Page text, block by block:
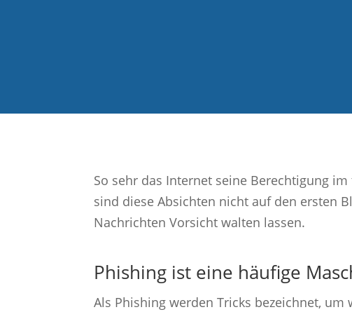
So sehr das Internet seine Berechtigung
sind diese Absichten nicht auf den ersten
Nachrichten Vorsicht walten lassen.
Phishing ist eine häufige
Als Phishing werden Tricks bezeichnet,